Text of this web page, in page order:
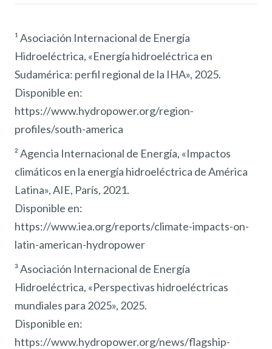
¹ Asociación Internacional de Energía
Hidroeléctrica, «Energía hidroeléctrica en
Sudamérica: perfil regional de la IHA», 2025.
Disponible en:
https://www.hydropower.org/region-
profiles/south-america
² Agencia Internacional de Energía, «Impactos
climáticos en la energía hidroeléctrica de América
Latina», AIE, París, 2021.
Disponible en:
https://www.iea.org/reports/climate-impacts-on-
latin-american-hydropower
³ Asociación Internacional de Energía
Hidroeléctrica, «Perspectivas hidroeléctricas
mundiales para 2025», 2025.
Disponible en:
https://www.hydropower.org/news/flagship-